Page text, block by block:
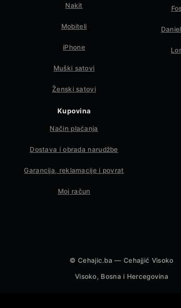
Nakit
Mobiteli
iPhone
Muški satovi
Ženski satovi
Kupovina
Način plaćanja
Dostava i obrada narudžbe
Garancija, reklamacije i povrat
Moj račun
©Cehajic.ba — Cehajjić Visoko
Visoko, Bosna i Hercegovina